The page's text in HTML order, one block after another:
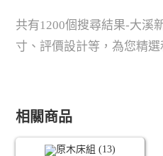
共有1200個搜尋結果-大溪
寸、評價設計等，為您精選
相關商品